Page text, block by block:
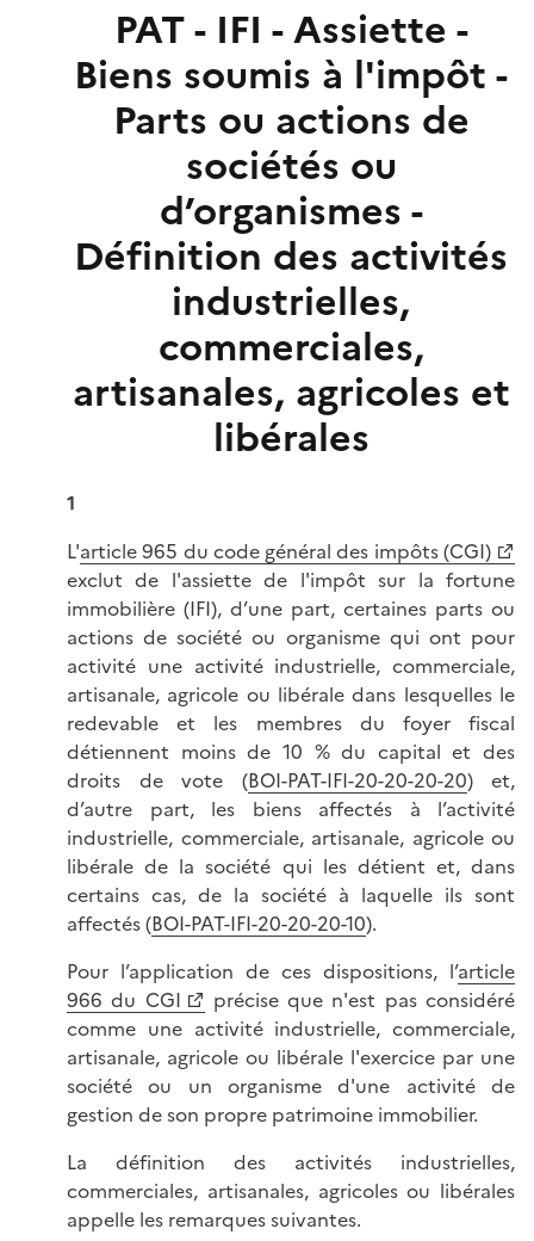
PAT - IFI - Assiette -
Biens soumis à l'impôt -
Parts ou actions de
sociétés ou
d’organismes -
Définition des activités
industrielles,
commerciales,
artisanales, agricoles et
libérales
1
L'article 965 du code général des impôts (CGI)
exclut de l'assiette de l'impôt sur la fortune
immobilière (IFI), d’une part, certaines parts ou
actions de société ou organisme qui ont pour
activité une activité industrielle, commerciale,
artisanale, agricole ou libérale dans lesquelles le
redevable et les membres du foyer fiscal
détiennent moins de 10 % du capital et des
droits de vote (BOI-PAT-IFI-20-20-20-20) et,
d’autre part, les biens affectés à l’activité
industrielle, commerciale, artisanale, agricole ou
libérale de la société qui les détient et, dans
certains cas, de la société à laquelle ils sont
affectés (BOI-PAT-IFI-20-20-20-10).
Pour l’application de ces dispositions, l’article
966 du CGI
précise que n'est pas considéré
comme une activité industrielle, commerciale,
artisanale, agricole ou libérale l'exercice par une
société ou un organisme d'une activité de
gestion de son propre patrimoine immobilier.
La définition des activités industrielles,
commerciales, artisanales, agricoles ou libérales
appelle les remarques suivantes.